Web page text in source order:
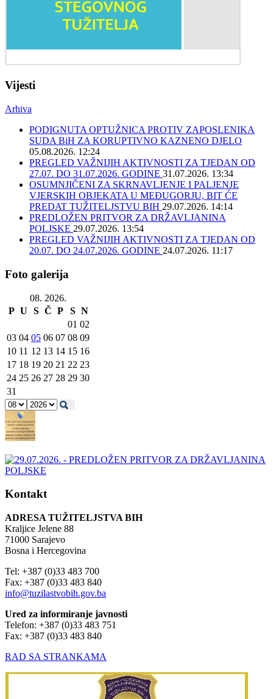
Vijesti
Arhiva
PODIGNUTA OPTUŽNICA PROTIV ZAPOSLENIKA
SUDA BiH ZA KORUPTIVNO KAZNENO DJELO
05.08.2026. 12:24
PREGLED VAŽNIJIH AKTIVNOSTI ZA TJEDAN OD
27.07. DO 31.07.2026. GODINE 31.07.2026. 13:34
OSUMNJIČENI ZA SKRNAVLJENJE I PALJENJE
VJERSKIH OBJEKATA U MEĐUGORJU, BIT ĆE
PREDAT TUŽITELJSTVU BIH 29.07.2026. 14:14
PREDLOŽEN PRITVOR ZA DRŽAVLJANINA
POLJSKE 29.07.2026. 13:54
PREGLED VAŽNIJIH AKTIVNOSTI ZA TJEDAN OD
20.07. DO 24.07.2026. GODINE 24.07.2026. 11:17
Foto galerija
08. 2026.
P U S Č P S N
01 02
03 04 05 06 07 08 09
10 11 12 13 14 15 16
17 18 19 20 21 22 23
24 25 26 27 28 29 30
31
Kontakt
ADRESA TUŽITELJSTVA BIH
Kraljice Jelene 88
71000 Sarajevo
Bosna i Hercegovina
Tel: +387 (0)33 483 700
Fax: +387 (0)33 483 840
info@tuzilastvobih.gov.ba
Ured za informiranje javnosti
Telefon: +387 (0)33 483 751
Fax: +387 (0)33 483 840
RAD SA STRANKAMA